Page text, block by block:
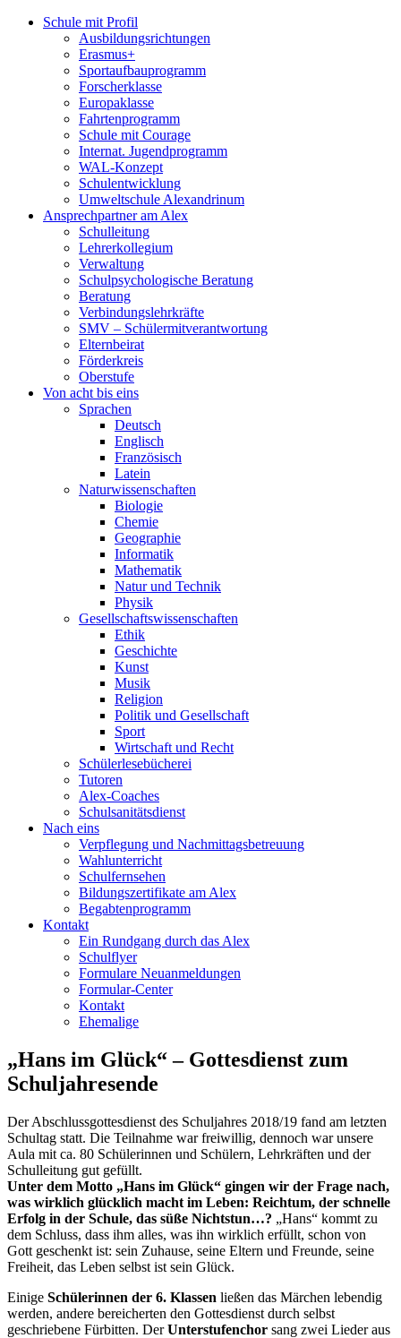
Schule mit Profil
Ausbildungsrichtungen
Erasmus+
Sportaufbauprogramm
Forscherklasse
Europaklasse
Fahrtenprogramm
Schule mit Courage
Internat. Jugendprogramm
WAL-Konzept
Schulentwicklung
Umweltschule Alexandrinum
Ansprechpartner am Alex
Schulleitung
Lehrerkollegium
Verwaltung
Schulpsychologische Beratung
Beratung
Verbindungslehrkräfte
SMV – Schülermitverantwortung
Elternbeirat
Förderkreis
Oberstufe
Von acht bis eins
Sprachen
Deutsch
Englisch
Französisch
Latein
Naturwissenschaften
Biologie
Chemie
Geographie
Informatik
Mathematik
Natur und Technik
Physik
Gesellschaftswissenschaften
Ethik
Geschichte
Kunst
Musik
Religion
Politik und Gesellschaft
Sport
Wirtschaft und Recht
Schülerlesebücherei
Tutoren
Alex-Coaches
Schulsanitätsdienst
Nach eins
Verpflegung und Nachmittagsbetreuung
Wahlunterricht
Schulfernsehen
Bildungszertifikate am Alex
Begabtenprogramm
Kontakt
Ein Rundgang durch das Alex
Schulflyer
Formulare Neuanmeldungen
Formular-Center
Kontakt
Ehemalige
„Hans im Glück“ – Gottesdienst zum
Schuljahresende
Der Abschlussgottesdienst des Schuljahres 2018/19 fand am letzten
Schultag statt. Die Teilnahme war freiwillig, dennoch war unsere
Aula mit ca. 80 Schülerinnen und Schülern, Lehrkräften und der
Schulleitung gut gefüllt.
Unter dem Motto „Hans im Glück“ gingen wir der Frage nach,
was wirklich glücklich macht im Leben: Reichtum, der schnelle
Erfolg in der Schule, das süße Nichtstun…? „Hans“ kommt zu
dem Schluss, dass ihm alles, was ihn wirklich erfüllt, schon von
Gott geschenkt ist: sein Zuhause, seine Eltern und Freunde, seine
Freiheit, das Leben selbst ist sein Glück.
Einige Schülerinnen der 6. Klassen ließen das Märchen lebendig
werden, andere bereicherten den Gottesdienst durch selbst
geschriebene Fürbitten. DerUnterstufenchor sang zwei Lieder aus